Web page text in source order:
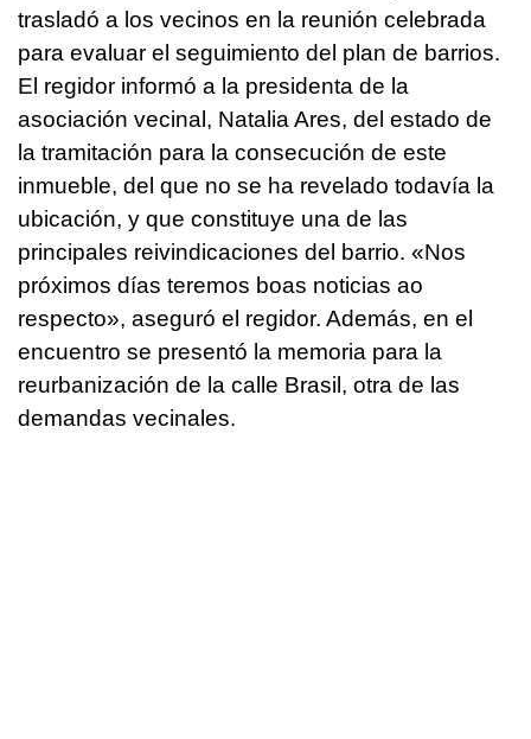
trasladó a los vecinos en la reunión celebrada
para evaluar el seguimiento del plan de barrios.
El regidor informó a la presidenta de la
asociación vecinal, Natalia Ares, del estado de
la tramitación para la consecución de este
inmueble, del que no se ha revelado todavía la
ubicación, y que constituye una de las
principales reivindicaciones del barrio. «Nos
próximos días teremos boas noticias ao
respecto», aseguró el regidor. Además, en el
encuentro se presentó la memoria para la
reurbanización de la calle Brasil, otra de las
demandas vecinales.